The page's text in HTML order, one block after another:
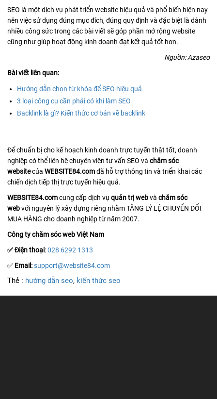
SEO là một dịch vụ phát triển website hiệu quả và phổ biến hiện nay
nên việc sử dụng đúng mục đích, đúng quy định và đặc biệt là dành
nhiều công sức trong các bài viết sẽ góp phần mở rộng website
cũng như giúp hoạt động kinh doanh đạt kết quả tốt hơn.
Nguồn: Azaseo
Bài viết liên quan:
Hướng dẫn chọn từ khóa để SEO hiệu quả
3 loại công cụ cần phải có khi làm SEO
Backlink là gì? Kiến thức cơ bản về backlink
Để chuẩn bị cho kế hoạch kinh doanh trực tuyến thật tốt, doanh
nghiệp có thể liên hệ chuyên viên tư vấn SEO và chăm sóc
websitecủa WEBSITE84.comđã hỗ trợ thông tin và triển khai các
chiến dịch tiếp thị trực tuyến hiệu quả.
WEBSITE84.comcung cấp dịch vụ quản trị webvà chăm sóc
webvới nguyên lý xây dựng riêng nhằm TĂNG LỶ LỆ CHUYỂN ĐỔI
MUA HÀNG cho doanh nghiệp từ năm 2007.
Công ty chăm sóc web Việt Nam
✅ Điện thoại:028 6292 1313
✅ Email:support@website84.com
Thẻ : hướng dẫn seo, kiến thức seo